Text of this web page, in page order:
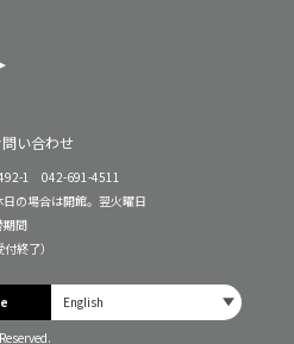
問い合わせ
1 042-691-4511
の場合は開館。翌火曜日
期間
終了）